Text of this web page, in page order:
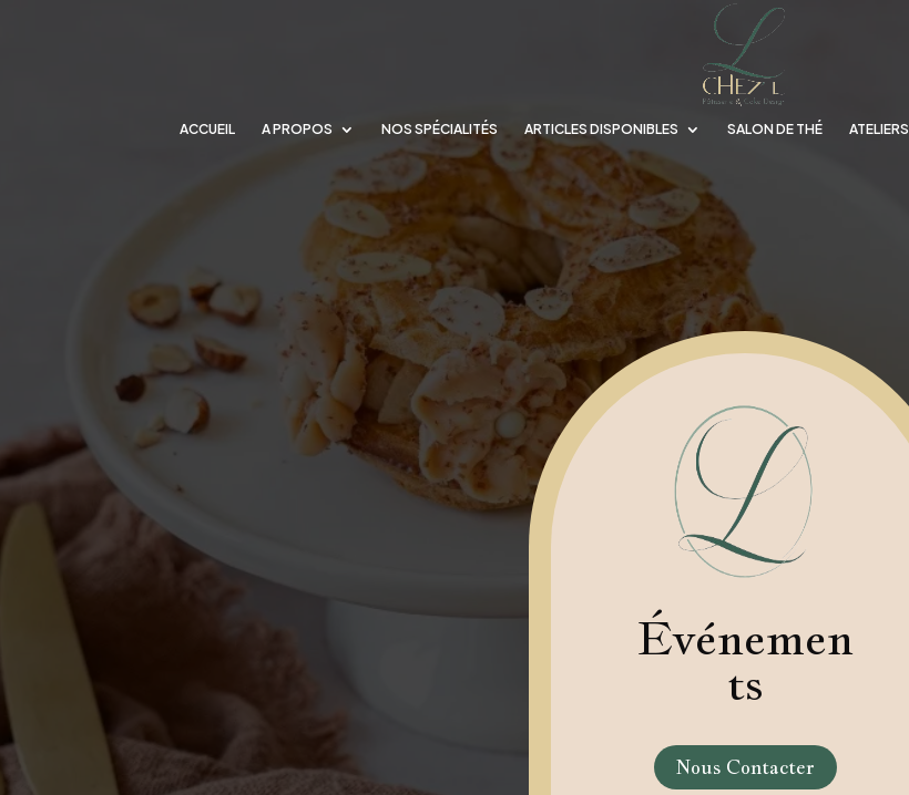
ACCUEIL A PROPOS NOS SPÉCIALITÉS ARTICLES DISPONIBLES SALON DE THÉ ATELIERS
Événemen
ts
Nous Contacter